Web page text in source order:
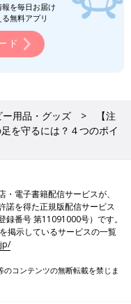
を毎日お届け
無料アプリ
ド
ー用品・グッズ
【注
を守るには？４つのポイ
電子書籍配信サービスが、
諾を得た正規版配信サービス
番号 第11091000号）です。
掲示しているサービスの一覧
コンテンツの無断転載を禁じま